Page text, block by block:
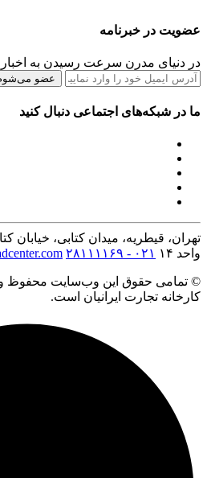
عضویت در خبرنامه
در دنیای مدرن سرعت رسیدن به
عضو
ما در شبکه‌های اجتماعی دنبال کنید
واحد ۱۴
۰۲۱ - ۲۸۱۱۱۱۶۹
© تمامی حقوق این وب‌سایت محفوظ و
کارخانه تجارت ایرانیان است.